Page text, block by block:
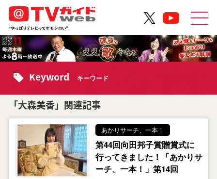
Keyword キーワード
「大森美香」関連記事
あかりサーチ、一本！
第44回向田邦子賞贈賞式に
行ってきました！「あかりサ
ーチ、一本！」第14回